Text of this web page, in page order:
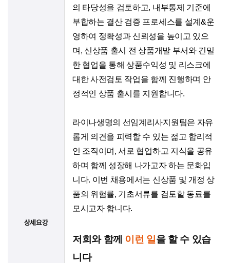
상세요강
의 ​타당성을 검토하고, ​내부통제 기준에 ​
부합하는 ​결산 검증 프로세스를 ​설계&운
영하여 정확성과 ​신뢰성을 높이고 있으
며, 신상품 출시 전 상품개발 부서와 긴밀
한 협업을 통해 상품수익성 및 리스크에
대한 사전검토 작업을 함께 진행하며 안
정적인 상품 출시를 지원합니다.
라이나생명의 선임계리사지원팀은 자유
롭게 의견을 피력할 수 있는 젊고 합리적
인 조직이며, 서로 협업하고 지식을 공유
하며 함께 성장해 나가고자 하는 문화입
니다. 이번 채용에서는 신상품 및 개정 상
품의 위험률, 기초서류를 검토할 동료를
모시고자 합니다.
저희와 함께 이런 일 을 할 수 있습
니다